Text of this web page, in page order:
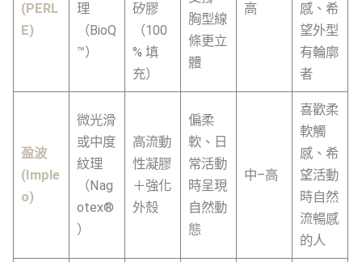
(PERL
E)
理
（BioQ
™）
矽膠
（100
% 填
充）
胸型線
條更立
體
高
感、希
望外型
有輪廓
者
盈波
(Imple
o)
微光滑
或中度
紋理
（Nag
otex®
）
高流動
性凝膠
＋強化
外殼
偏柔
軟、日
常活動
時呈現
自然動
態
中–高
喜歡柔
軟觸
感、希
望活動
時自然
流暢感
的人